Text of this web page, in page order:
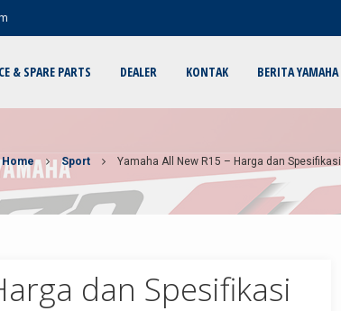
& SPARE PARTS DEALER KONTAK BERITA YAMAHA
Home Sport Yamaha All New R15 – Harga dan Spesifikasi
dan Spesifikasi